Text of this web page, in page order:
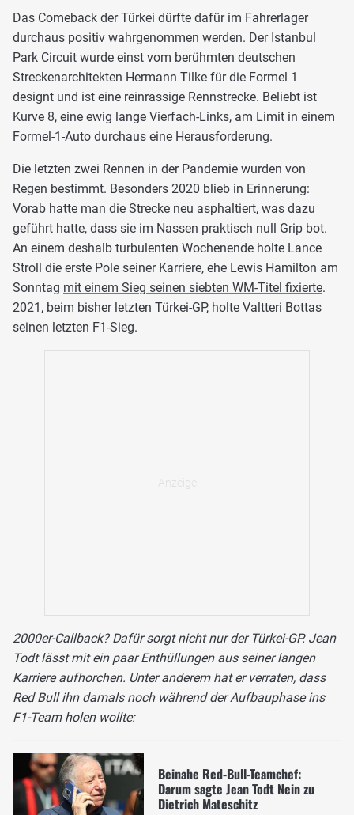
Das Comeback der Türkei dürfte dafür im Fahrerlager
durchaus positiv wahrgenommen werden. Der Istanbul
Park Circuit wurde einst vom berühmten deutschen
Streckenarchitekten Hermann Tilke für die Formel 1
designt und ist eine reinrassige Rennstrecke. Beliebt ist
Kurve 8, eine ewig lange Vierfach-Links, am Limit in einem
Formel-1-Auto durchaus eine Herausforderung.
Die letzten zwei Rennen in der Pandemie wurden von
Regen bestimmt. Besonders 2020 blieb in Erinnerung:
Vorab hatte man die Strecke neu asphaltiert, was dazu
geführt hatte, dass sie im Nassen praktisch null Grip bot.
An einem deshalb turbulenten Wochenende holte Lance
Stroll die erste Pole seiner Karriere, ehe Lewis Hamilton am
Sonntag mit einem Sieg seinen siebten WM-Titel fixierte.
2021, beim bisher letzten Türkei-GP, holte Valtteri Bottas
seinen letzten F1-Sieg.
2000er-Callback? Dafür sorgt nicht nur der Türkei-GP. Jean
Todt lässt mit ein paar Enthüllungen aus seiner langen
Karriere aufhorchen. Unter anderem hat er verraten, dass
Red Bull ihn damals noch während der Aufbauphase ins
F1-Team holen wollte:
Beinahe Red-Bull-Teamchef:
Darum sagte Jean Todt Nein zu
Dietrich Mateschitz